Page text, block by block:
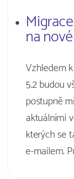
na
Vzhledem
5.2 budou
postupně
aktuálními
kterých se
e-mailem.